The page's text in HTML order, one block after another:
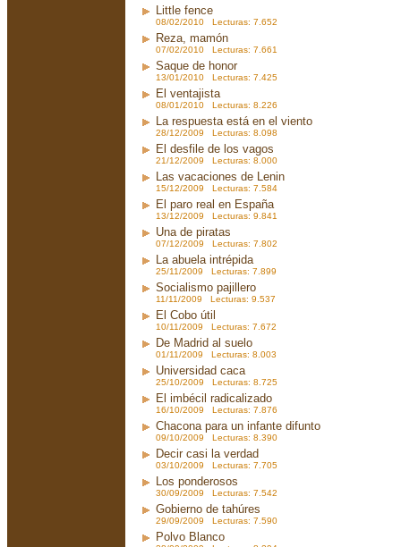
Little fence
08/02/2010 Lecturas: 7.652
Reza, mamón
07/02/2010 Lecturas: 7.661
Saque de honor
13/01/2010 Lecturas: 7.425
El ventajista
08/01/2010 Lecturas: 8.226
La respuesta está en el viento
28/12/2009 Lecturas: 8.098
El desfile de los vagos
21/12/2009 Lecturas: 8.000
Las vacaciones de Lenin
15/12/2009 Lecturas: 7.584
El paro real en España
13/12/2009 Lecturas: 9.841
Una de piratas
07/12/2009 Lecturas: 7.802
La abuela intrépida
25/11/2009 Lecturas: 7.899
Socialismo pajillero
11/11/2009 Lecturas: 9.537
El Cobo útil
10/11/2009 Lecturas: 7.672
De Madrid al suelo
01/11/2009 Lecturas: 8.003
Universidad caca
25/10/2009 Lecturas: 8.725
El imbécil radicalizado
16/10/2009 Lecturas: 7.876
Chacona para un infante difunto
09/10/2009 Lecturas: 8.390
Decir casi la verdad
03/10/2009 Lecturas: 7.705
Los ponderosos
30/09/2009 Lecturas: 7.542
Gobierno de tahúres
29/09/2009 Lecturas: 7.590
Polvo Blanco